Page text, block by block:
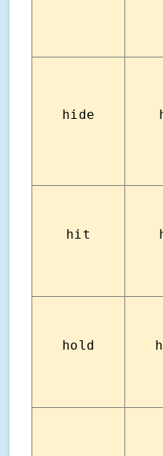
hide
hit
hold